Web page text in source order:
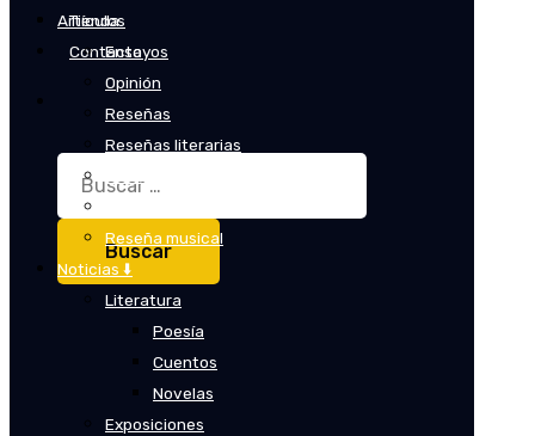
Tienda
Contacto
Buscar:
Artículos
Ensayos
Opinión
Reseñas
Reseñas literarias
Reseña musical
Noticias ⬇️
Literatura
Poesía
Cuentos
Novelas
Exposiciones